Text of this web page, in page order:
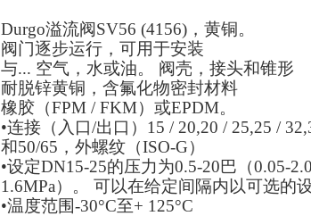
Durgo溢流阀SV56 (4156)，黄铜。
阀门逐步运行，可用于安装
与... 空气，水或油。 阀壳，接头和锥形
耐脱锌黄铜，含氟化物密封材料
橡胶（FPM / FKM）或EPDM。
•连接（入口/出口）15 / 20,20 / 25,25 /
和50/65，外螺纹（ISO-G）
•设定DN15-25的压力为0.5-20巴（0.05-
1.6MPa）。 可以在给定间隔内以可选的
•温度范围-30°C至+ 125°C